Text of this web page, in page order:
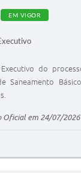
EM VIGOR
do
Saneamento
Oficial em 24/07/2026